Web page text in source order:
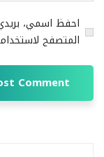
احفظ اسمي،
المتصفح